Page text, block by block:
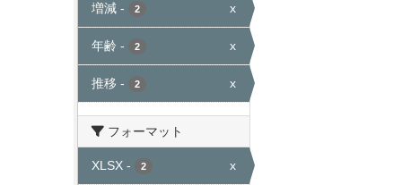
増減 - 2 x
年齢 - 2 x
推移 - 2 x
フォーマット
XLSX - 2 x